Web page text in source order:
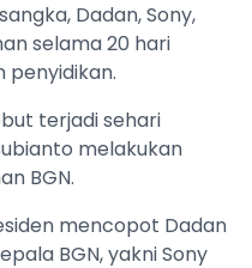
Dadan, Sony,
selama 20 hari
terjadi sehari
melakukan
BGN.
mencopot Dadan
BGN, yakni Sony